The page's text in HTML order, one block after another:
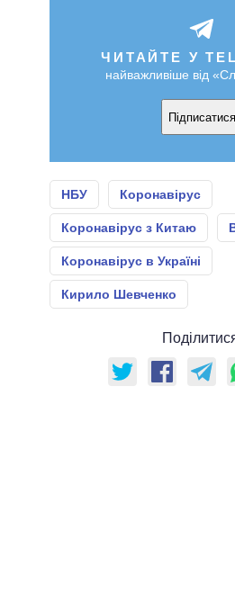
ЧИТАЙТЕ У
найважливіше від
Підписатися
НБУ Коронавірус
Коронавірус з Китаю
Коронавірус в Україні
Кирило Шевченко